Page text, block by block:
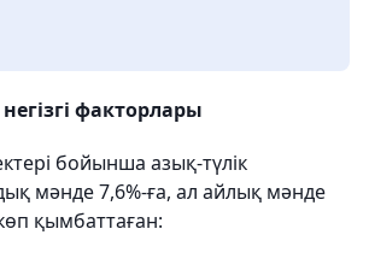
факторлары
бойынша азық-түлік
мәнде 7,6%-ға, ал айлық мәнде
қымбаттаған: